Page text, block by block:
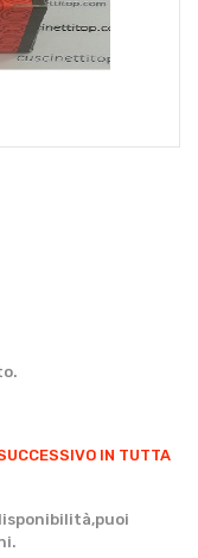
IN TUTTA